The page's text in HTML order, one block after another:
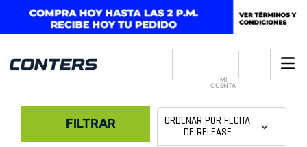
MI
CUENTA
FILTRAR ORDENAR POR FECHA
DE RELEASE